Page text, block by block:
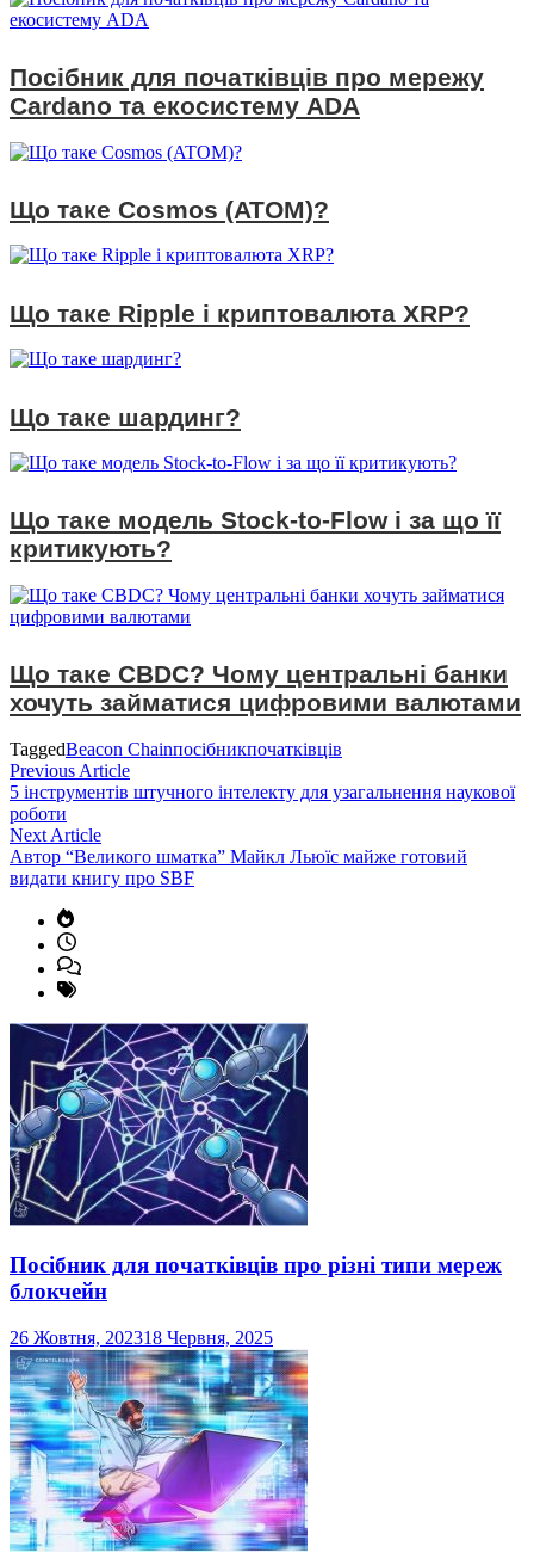
Посібник для початківців про мережу
Cardano та екосистему ADA
Що таке Cosmos (ATOM)?
Що таке Ripple і криптовалюта XRP?
Що таке шардинг?
Що таке модель Stock-to-Flow і за що її
критикують?
Що таке CBDC? Чому центральні банки
хочуть займатися цифровими валютами
TaggedBeacon Chainпосібникпочатківців
Навігація
записів
Previous ArticlePrevious
article:
5 інструментів штучного інтелекту для узагальнення наукової
роботи
Next ArticleNext
article:
Автор “Великого шматка” Майкл Льюїс майже готовий
видати книгу про SBF
Посібник для початківців про різні типи мереж
блокчейн
26 Жовтня, 202318 Червня, 2025